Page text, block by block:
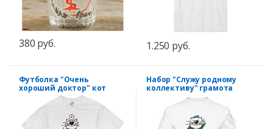
380 руб. 1.250 руб.
Футболка "Очень
хороший доктор" кот
Набор "Служу родному
коллективу" грамота